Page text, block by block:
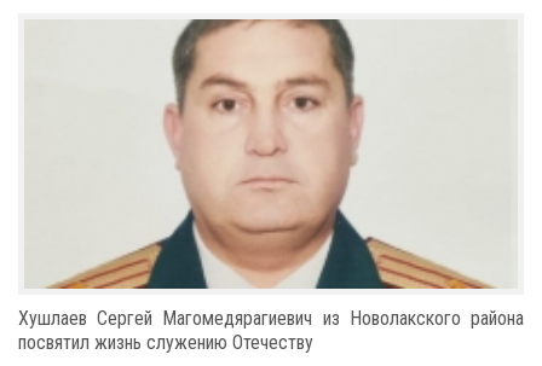
Хушлаев Сергей Магомедярагиевич из Новолакского района
посвятил жизнь служению Отечеству